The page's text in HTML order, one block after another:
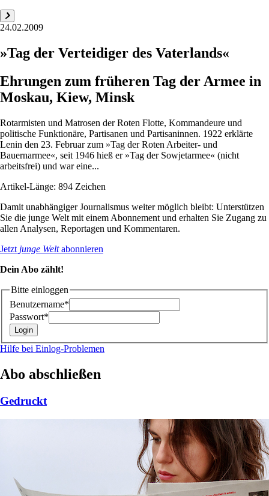
24.02.2009
»Tag der Verteidiger des Vaterlands«
Ehrungen zum früheren Tag der Armee in
Moskau, Kiew, Minsk
Rotarmisten und Matrosen der Roten Flotte, Kommandeure und
politische Funktionäre, Partisanen und Partisaninnen. 1922 erklärte
Lenin den 23. Februar zum »Tag der Roten Arbeiter- und
Bauernarmee«, seit 1946 hieß er »Tag der Sowjetarmee« (nicht
arbeitsfrei) und war eine...
Artikel-Länge: 894 Zeichen
Damit unabhängiger Journalismus weiter möglich bleibt: Unterstützen
Sie die junge Welt mit einem Abonnement und erhalten Sie Zugang zu
allen Analysen, Reportagen und Kommentaren.
Jetzt junge Weltabonnieren
Dein Abo zählt!
Bitte einloggen
Benutzername*
Passwort*
Hilfe bei Einlog-Problemen
Abo abschließen
Gedruckt